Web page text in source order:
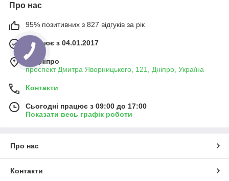
Про нас
95% позитивних з 827 відгуків за рік
Працює з 04.01.2017
м. Дніпро
проспект Дмитра Яворницького, 121, Дніпро, Україна
Контакти
Сьогодні працює з 09:00 до 17:00
Показати весь графік роботи
Про нас
Контакти